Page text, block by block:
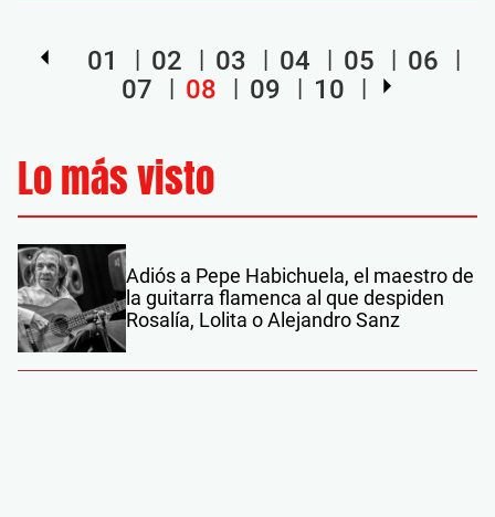
01 02 03 04 05
06
07
08 09 10
Lo más visto
Adiós a Pepe Habichuela, el maestro de
la guitarra flamenca al que despiden
Rosalía, Lolita o Alejandro Sanz